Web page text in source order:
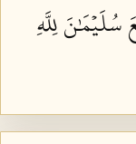
لِلَّهِ